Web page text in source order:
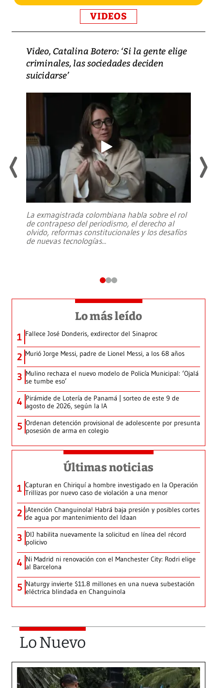
VIDEOS
Video, Catalina Botero: ‘Si la gente elige
criminales, las sociedades deciden
suicidarse’
La exmagistrada colombiana habla sobre el rol
de contrapeso del periodismo, el derecho al
olvido, reformas constitucionales y los desafíos
de nuevas tecnologías...
Lo más leído
1 Fallece José Donderis, exdirector del Sinaproc
2 Murió Jorge Messi, padre de Lionel Messi, a los 68 años
3 Mulino rechaza el nuevo modelo de Policía Municipal: ‘Ojalá
se tumbe eso’
4 Pirámide de Lotería de Panamá | sorteo de este 9 de
agosto de 2026, según la IA
5 Ordenan detención provisional de adolescente por presunta
posesión de arma en colegio
Últimas noticias
1 Capturan en Chiriquí a hombre investigado en la Operación
Trillizas por nuevo caso de violación a una menor
2 ¡Atención Changuinola! Habrá baja presión y posibles cortes
de agua por mantenimiento del Idaan
3 DIJ habilita nuevamente la solicitud en línea del récord
policivo
4 Ni Madrid ni renovación con el Manchester City: Rodri elige
al Barcelona
5 Naturgy invierte $11.8 millones en una nueva subestación
eléctrica blindada en Changuinola
Lo Nuevo